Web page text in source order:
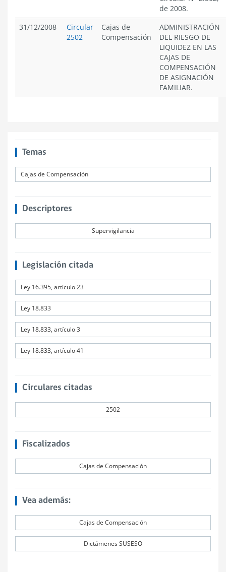
de 2008.
31/12/2008
Circular
2502
Cajas de
Compensación
ADMINISTRACIÓN
DEL RIESGO DE
LIQUIDEZ EN LAS
CAJAS DE
COMPENSACIÓN
DE ASIGNACIÓN
FAMILIAR.
Temas
Cajas de Compensación
Descriptores
Supervigilancia
Legislación citada
Ley 16.395, artículo 23
Ley 18.833
Ley 18.833, artículo 3
Ley 18.833, artículo 41
Circulares citadas
2502
Fiscalizados
Cajas de Compensación
Vea además:
Cajas de Compensación
Dictámenes SUSESO